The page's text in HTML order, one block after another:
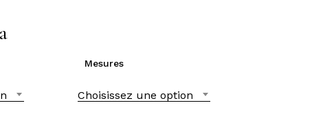
Mesures
Choisissez une option